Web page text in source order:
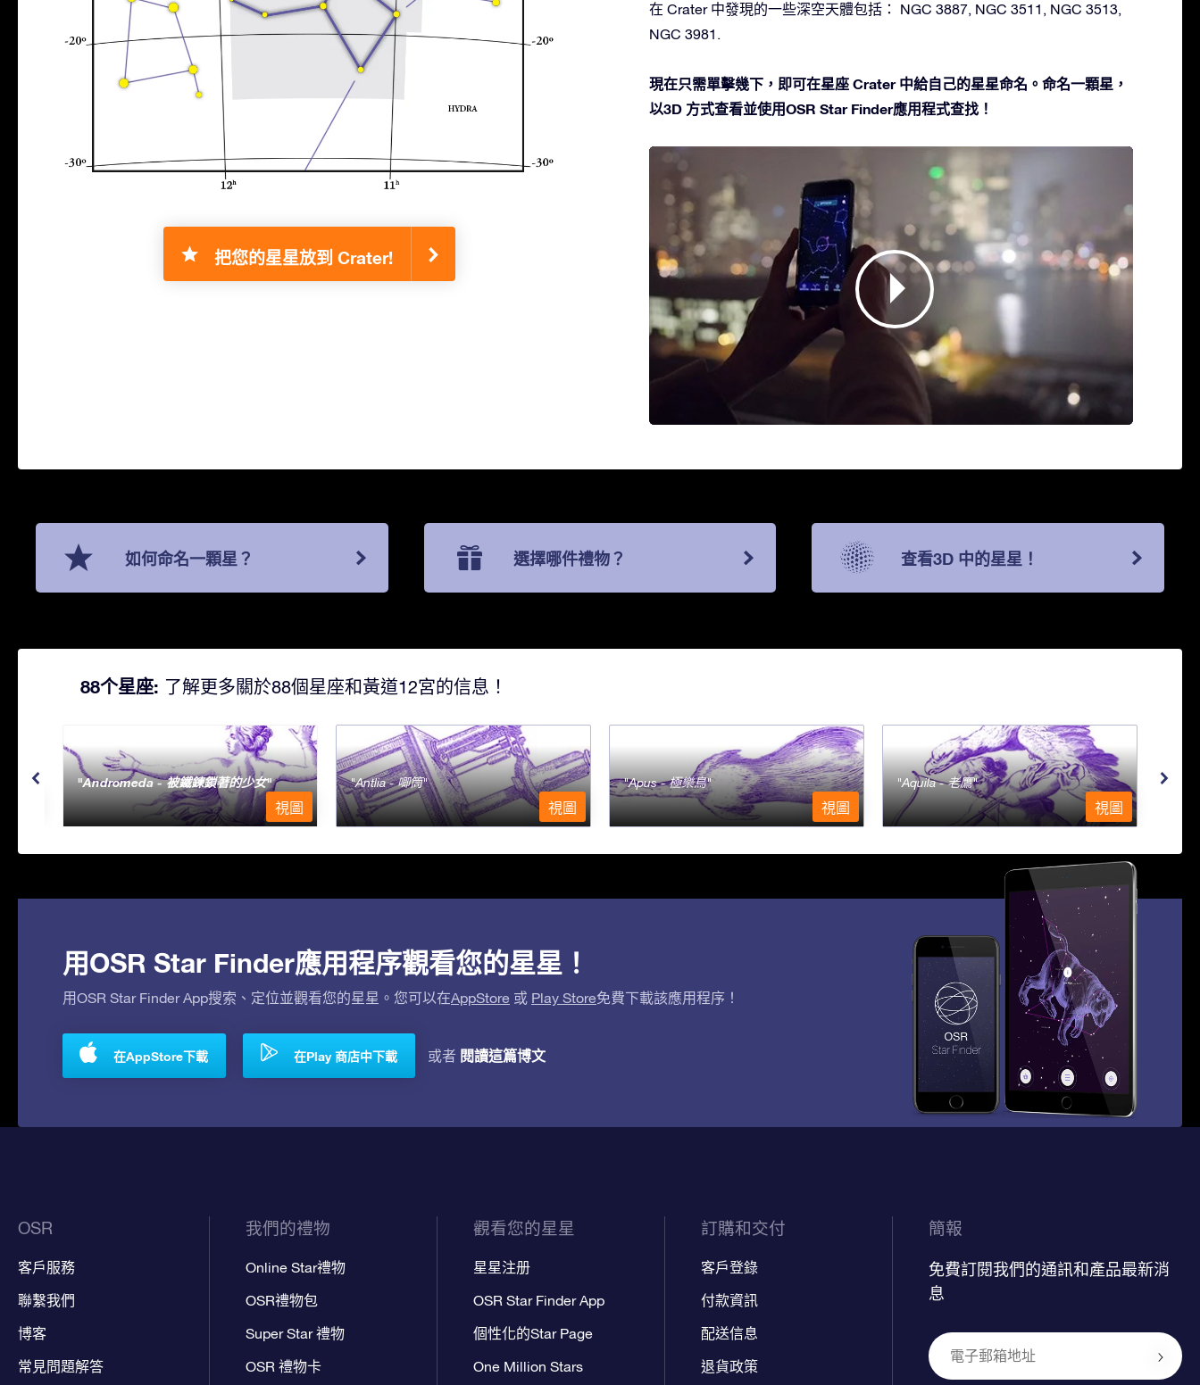
把您的星星放到 Crater!
在 Crater 中發現的一些深空天體包括： NGC 3887, NGC 3511, NGC 3513,
NGC 3981.
現在只需單擊幾下，即可在星座 Crater 中給自己的星星命名。命名一顆星，
以3D 方式查看並使用OSR Star Finder應用程式查找！
如何命名一顆星？ 選擇哪件禮物？ 查看3D 中的星星！
88个星座: 了解更多關於88個星座和黃道12宮的信息！
Andromeda - 被鐵鍊鎖著的少女
視圖
Antlia - 唧筒
視圖
Apus - 極樂鳥
視圖
Aquila - 老鷹
視圖
用OSR Star Finder應用程序觀看您的星星！
用OSR Star Finder App搜索、定位並觀看您的星星。您可以在AppStore 或 Play Store免費下載該應用程序！
在AppStore下載 在Play 商店中下載 或者 閱讀這篇博文
OSR
客戶服務
聯繫我們
博客
常見問題解答
我們的禮物
Online Star禮物
OSR禮物包
Super Star 禮物
OSR 禮物卡
觀看您的星星
星星注册
OSR Star Finder App
個性化的Star Page
One Million Stars
訂購和交付
客戶登錄
付款資訊
配送信息
退貨政策
簡報
免費訂閱我們的通訊和產品最新消
息